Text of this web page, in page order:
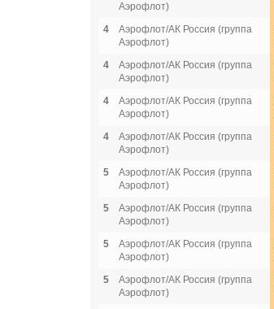
Аэрофлот)
4
Аэрофлот/АК Россия (группа
Аэрофлот)
4
Аэрофлот/АК Россия (группа
Аэрофлот)
4
Аэрофлот/АК Россия (группа
Аэрофлот)
4
Аэрофлот/АК Россия (группа
Аэрофлот)
5
Аэрофлот/АК Россия (группа
Аэрофлот)
5
Аэрофлот/АК Россия (группа
Аэрофлот)
5
Аэрофлот/АК Россия (группа
Аэрофлот)
5
Аэрофлот/АК Россия (группа
Аэрофлот)